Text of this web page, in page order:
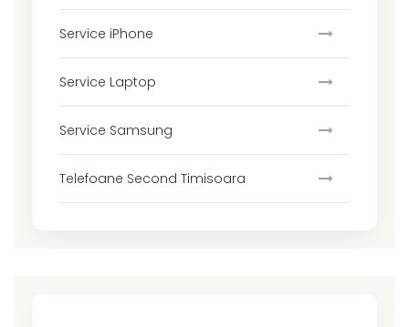
Service iPhone
Service Laptop
Service Samsung
Telefoane Second Timisoara